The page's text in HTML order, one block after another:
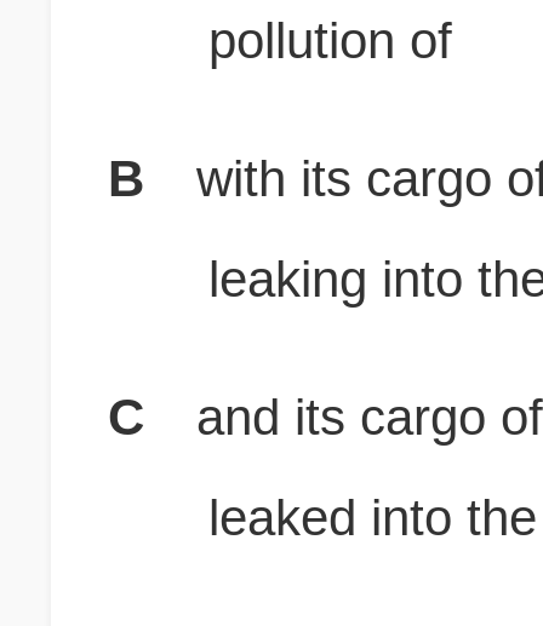
pollution of
B
with its cargo
leaking into
C
and its cargo
leaked into